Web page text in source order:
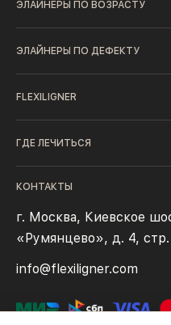
ЭЛАЙНЕРЫ ПО ВОЗРАСТУ
ЭЛАЙНЕРЫ ПО ДЕФЕКТУ
FLEXILIGNER
ГДЕ ЛЕЧИТЬСЯ
КОНТАКТЫ
г. Москва, Киевское
«Румянцево», д. 4,
info@flexiligner.com